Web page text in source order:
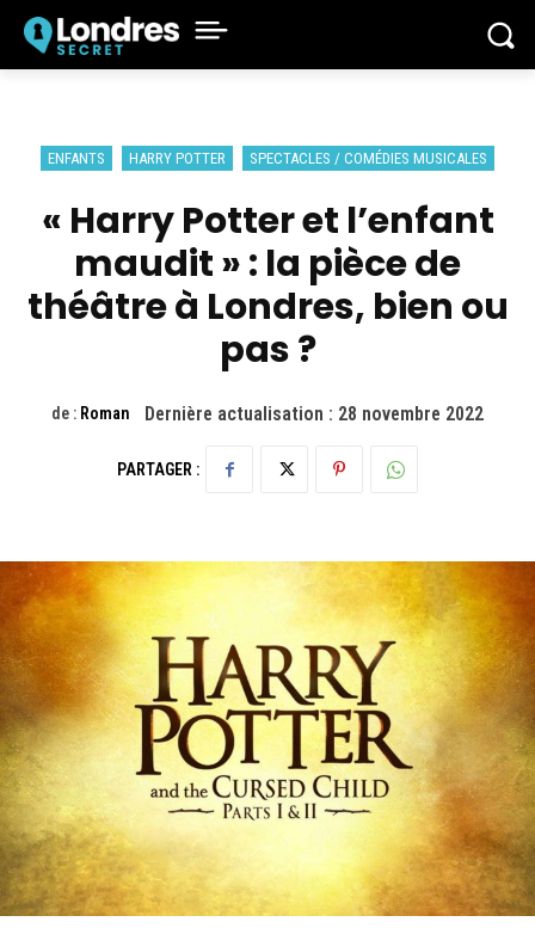
ENFANTS HARRY POTTER SPECTACLES / COMÉDIES MUSICALES
« Harry Potter et l’enfant
maudit » : la pièce de
théâtre à Londres, bien ou
pas ?
de : Roman Dernière actualisation : 28 novembre 2022
PARTAGER :